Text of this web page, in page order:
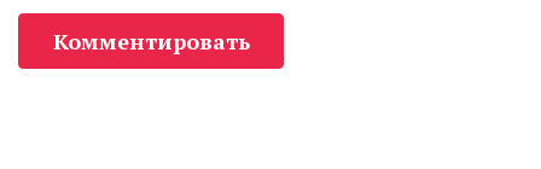
Комментировать